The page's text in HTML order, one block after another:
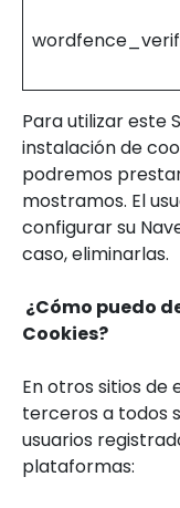
Para utilizar este
instalación de
podremos
mostramos. El
configurar su
caso, eliminarlas.
¿Cómo puedo
Cookies?
En otros sitios de
terceros a todos
usuarios
plataformas: